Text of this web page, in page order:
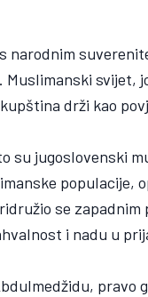
svijet,
drži kao
su jugoslovenski
populacije,
se
i nadu u
pravo